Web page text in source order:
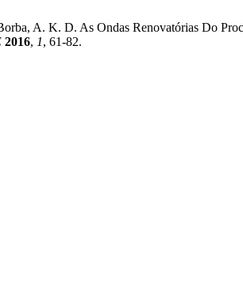
A. K. D. As Ondas Renovatórias Do
2016, 1, 61-82.